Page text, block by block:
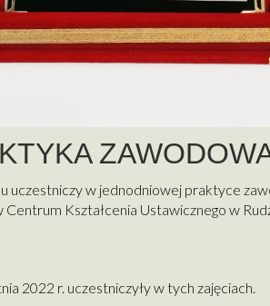
uczestniczy w jednodniowej praktyce
Kształcenia Ustawicznego w
2022 r. uczestniczyły w tych zajęciach.